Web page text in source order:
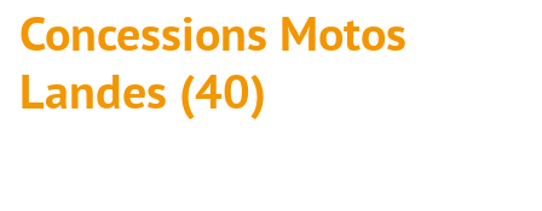
Concessions Motos
Landes (40)